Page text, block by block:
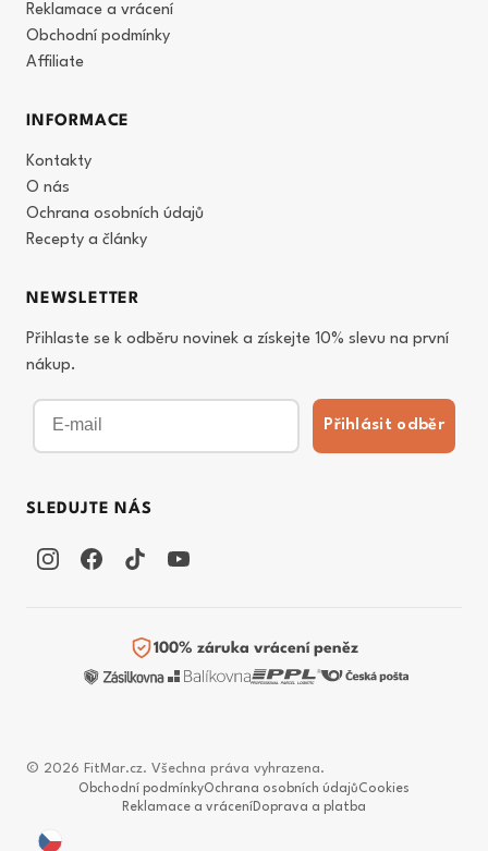
Reklamace a vrácení
Obchodní podmínky
Affiliate
INFORMACE
Kontakty
O nás
Ochrana osobních údajů
Recepty a články
NEWSLETTER
Přihlaste se k odběru novinek a získejte 10% slevu na první
nákup.
Email
Přihlásit odběr
SLEDUJTE NÁS
100% záruka vrácení peněz
© 2026 FitMar.cz. Všechna práva vyhrazena.
Obchodní podmínkyOchrana osobních údajůCookies
Reklamace a vrácení Doprava a platba